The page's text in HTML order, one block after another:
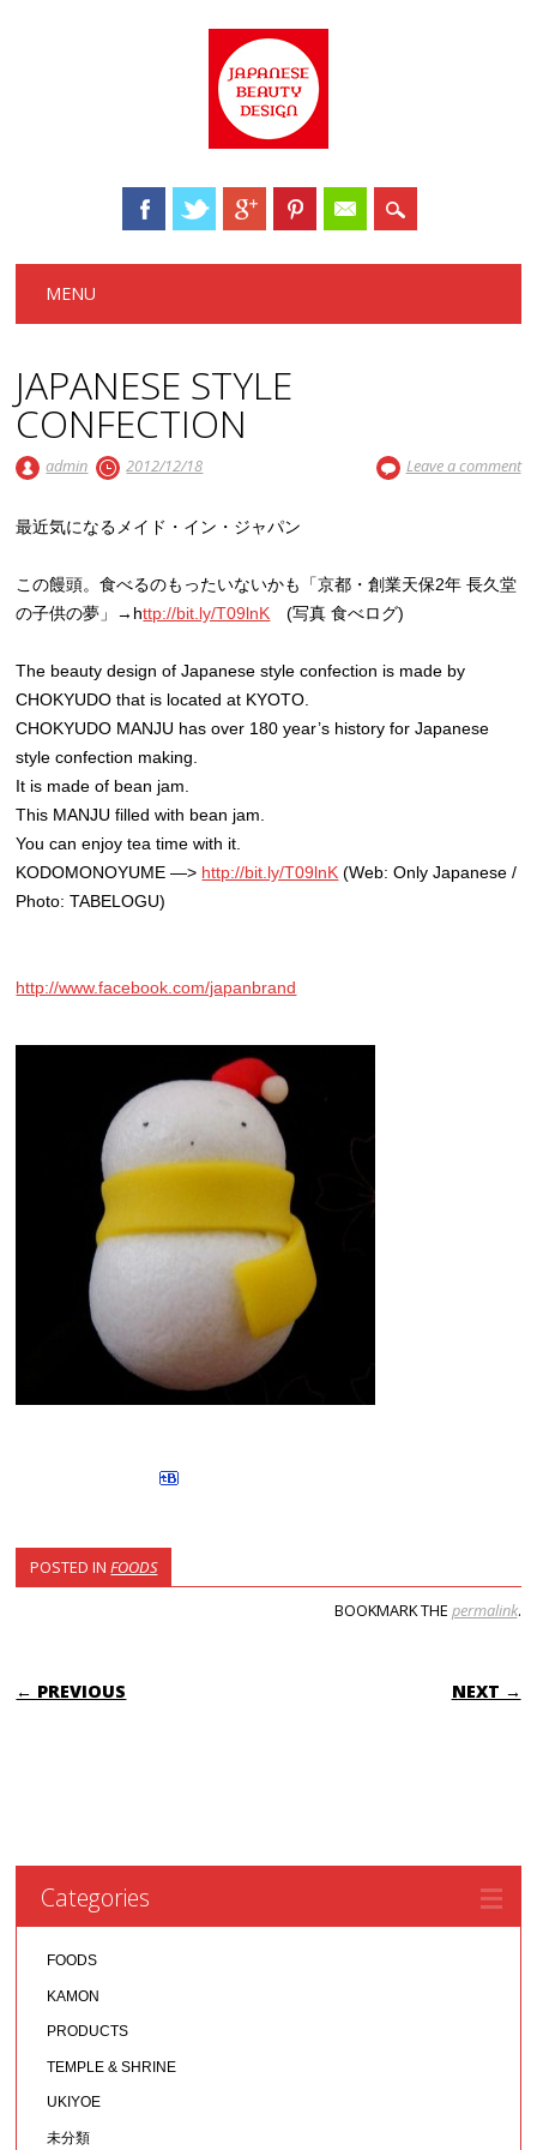
Main menu
MENU
JAPANESE STYLE
CONFECTION
admin 2012/12/18 Leave a comment
最近気になるメイド・イン・ジャパン
この饅頭。食べるのもったいないかも「京都・創業天保2年 長久堂
の子供の夢」→http://bit.ly/T09lnK (写真 食べログ)
The beauty design of Japanese style confection is made by
CHOKYUDO that is located at KYOTO.
CHOKYUDO MANJU has over 180 year’s history for Japanese
style confection making.
It is made of bean jam.
This MANJU filled with bean jam.
You can enjoy tea time with it.
KODOMONOYUME —> http://bit.ly/T09lnK (Web: Only Japanese /
Photo: TABELOGU)
http://www.facebook.com/japanbrand
POSTED INFOODS
BOOKMARK THE permalink.
POST NAVIGATION
← PREVIOUS NEXT →
Categories
FOODS
KAMON
PRODUCTS
TEMPLE & SHRINE
UKIYOE
未分類